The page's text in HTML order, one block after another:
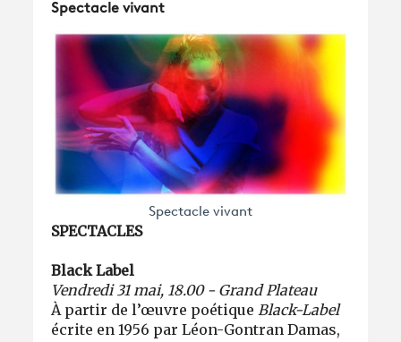
Spectacle vivant
Spectacle vivant
SPECTACLES
Black Label
Vendredi 31 mai, 18.00 - Grand Plateau
À partir de l’œuvre poétiqueBlack-Label
écrite en 1956 par Léon-Gontran Damas,